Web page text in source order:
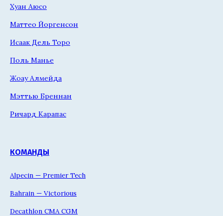
Хуан Аюсо
Маттео Йоргенсон
Исаак Дель Торо
Поль Манье
Жоау Алмейда
Мэттью Бреннан
Ричард Карапас
КОМАНДЫ
Alpecin — Premier Tech
Bahrain — Victorious
Decathlon CMA CGM